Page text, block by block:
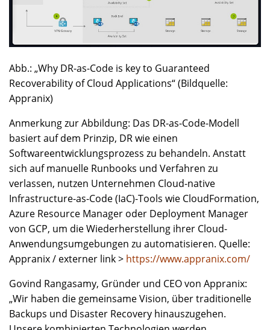
Abb.: „Why DR-as-Code is key to Guaranteed
Recoverability of Cloud Applications“ (Bildquelle:
Appranix)
Anmerkung zur Abbildung: Das DR-as-Code-Modell
basiert auf dem Prinzip, DR wie einen
Softwareentwicklungsprozess zu behandeln. Anstatt
sich auf manuelle Runbooks und Verfahren zu
verlassen, nutzen Unternehmen Cloud-native
Infrastructure-as-Code (IaC)-Tools wie CloudFormation,
Azure Resource Manager oder Deployment Manager
von GCP, um die Wiederherstellung ihrer Cloud-
Anwendungsumgebungen zu automatisieren. Quelle:
Appranix / externer link > https://www.appranix.com/
Govind Rangasamy, Gründer und CEO von Appranix:
„Wir haben die gemeinsame Vision, über traditionelle
Backups und Disaster Recovery hinauszugehen.